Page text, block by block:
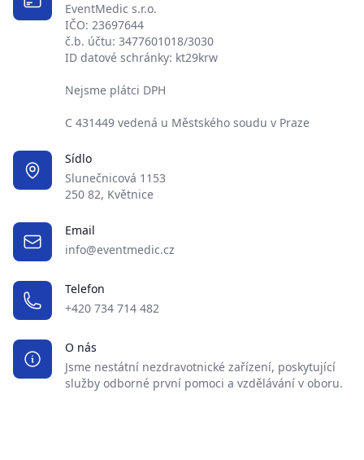
EventMedic s.r.o.
IČO: 23697644
č.b. účtu: 3477601018/3030
ID datové schránky: kt29krw
Nejsme plátci DPH
C 431449 vedená u Městského soudu v Praze
Sídlo
Slunečnicová 1153
250 82, Květnice
Email
info@eventmedic.cz
Telefon
+420 734 714 482
O nás
Jsme nestátní nezdravotnické zařízení, poskytující
služby odborné první pomoci a vzdělávání v oboru.